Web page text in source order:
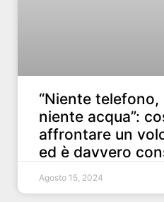
“Niente
niente acqua”:
affrontare un
ed è davvero
Agosto 15, 2024